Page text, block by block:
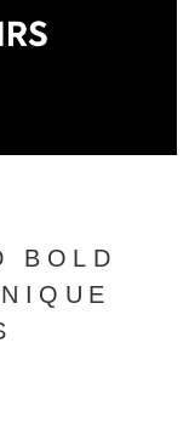
BOLD